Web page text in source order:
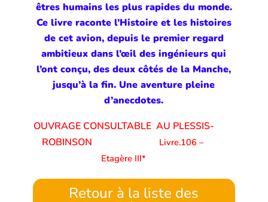
êtres humains les plus rapides du monde.
Ce livre raconte l’Histoire et les histoires
de cet avion, depuis le premier regard
ambitieux dans l’œil des ingénieurs qui
l’ont conçu, des deux côtés de la Manche,
jusqu’à la fin. Une aventure pleine
d’anecdotes.
OUVRAGE CONSULTABLE AU PLESSIS-
ROBINSON
Livre.106 –
Etagère III*
Retour à la liste des